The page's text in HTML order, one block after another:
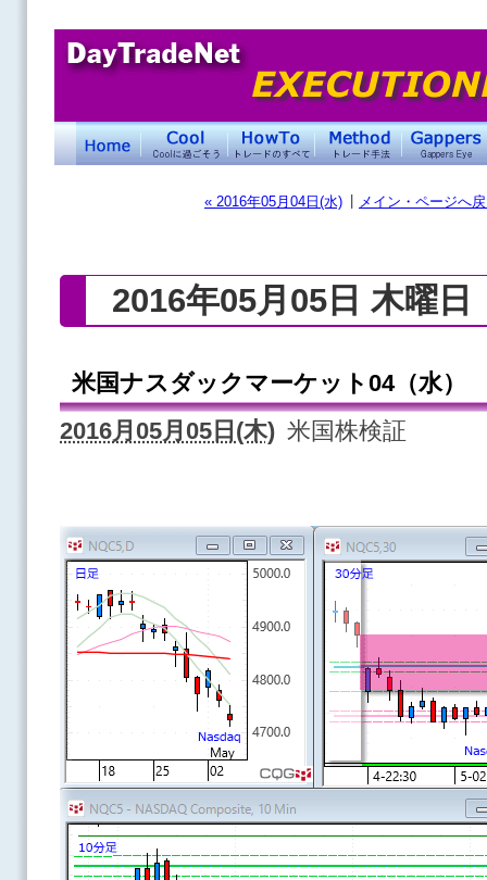
« 2016年05月04日(水) メイン・ページへ
2016年05月05日 木曜日
米国ナスダックマーケット04（水）
2016月05月05日(木) 米国株検証